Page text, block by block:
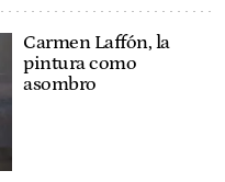
Carmen Laffón, la
pintura como
asombro